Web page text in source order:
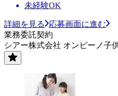
未経験OK
詳細を見る
応募画面に進む
業務委託契約
シアー株式会社 オンピーノ子